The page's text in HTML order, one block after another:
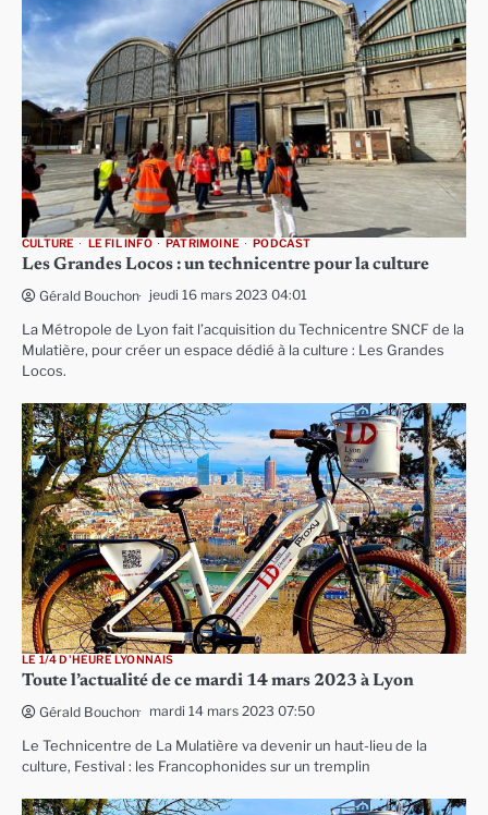
CULTURE LE FIL INFO PATRIMOINE PODCAST
Les Grandes Locos : un technicentre pour la culture
Gérald Bouchon jeudi 16 mars 2023 04:01
La Métropole de Lyon fait l’acquisition du Technicentre SNCF de la
Mulatière, pour créer un espace dédié à la culture : Les Grandes
Locos.
LE 1/4 D'HEURE LYONNAIS
Toute l’actualité de ce mardi 14 mars 2023 à Lyon
Gérald Bouchon mardi 14 mars 2023 07:50
Le Technicentre de La Mulatière va devenir un haut-lieu de la
culture, Festival : les Francophonides sur un tremplin